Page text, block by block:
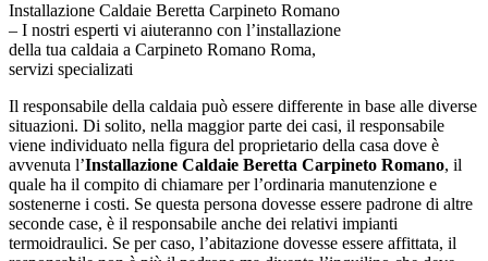
Installazione Caldaie Beretta Carpineto Romano
– I nostri esperti vi aiuteranno con l’installazione
della tua caldaia a Carpineto Romano Roma,
servizi specializati
Il responsabile della caldaia può essere differente in base alle diverse
situazioni. Di solito, nella maggior parte dei casi, il responsabile
viene individuato nella figura del proprietario della casa dove è
avvenuta l’Installazione Caldaie Beretta Carpineto Romano, il
quale ha il compito di chiamare per l’ordinaria manutenzione e
sostenerne i costi. Se questa persona dovesse essere padrone di altre
seconde case, è il responsabile anche dei relativi impianti
termoidraulici. Se per caso, l’abitazione dovesse essere affittata, il